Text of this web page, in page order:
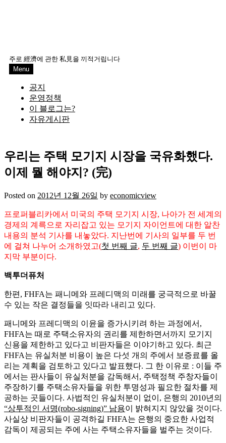
주로 經濟에 관한 私見을 끼적거립니다
Menu
공지
운영정책
이 블로그는?
자유게시판
우리는 주택 모기지 시장을 국유화했다.
이제 뭘 해야지? (完)
Posted on 2012년 12월 26일 by economicview
프로퍼블리카에서 미국의 주택 모기지 시장, 나아가 전 세계의
경제의 계륵으로 자리잡고 있는 모기지 자이언트에 대한 알찬
내용의 분석 기사를 내놓았다. 지난번에 기사의 일부를 두 번
에 걸쳐 나누어 소개하였고(첫 번째 글, 두 번째 글) 이번이 마
지막 부분이다.
백투더퓨처
한편, FHFA는 패니메와 프레디맥의 미래를 궁극적으로 바꿀
수 있는 작은 결정들을 잇따라 내리고 있다.
패니메와 프레디맥의 이윤을 증가시키려 하는 과정에서,
FHFA는 때로 주택소유자의 권리를 제한하면서까지 모기지
신용을 제한하고 있다고 비판자들은 이야기하고 있다. 최근
FHFA는 유실처분 비용이 높은 다섯 개의 주에서 보증료를 올
리는 계획을 검토하고 있다고 발표했다. 그 한 이유로 : 이들 주
에서는 판사들이 유실처분을 감독해서, 주택정책 주창자들이
주장하기를 주택소유자들을 위한 투명성과 필요한 절차를 제
공하는 곳들이다. 사법적인 유실처분이 없이, 은행의 2010년의
“상투적인 서명(robo-signing)” 남용이 밝혀지지 않았을 것이다.
사실상 비판자들이 공격하길 FHFA는 은행의 중요한 사업적
감독이 제공되는 주에 사는 주택소유자들을 벌주는 것이다.